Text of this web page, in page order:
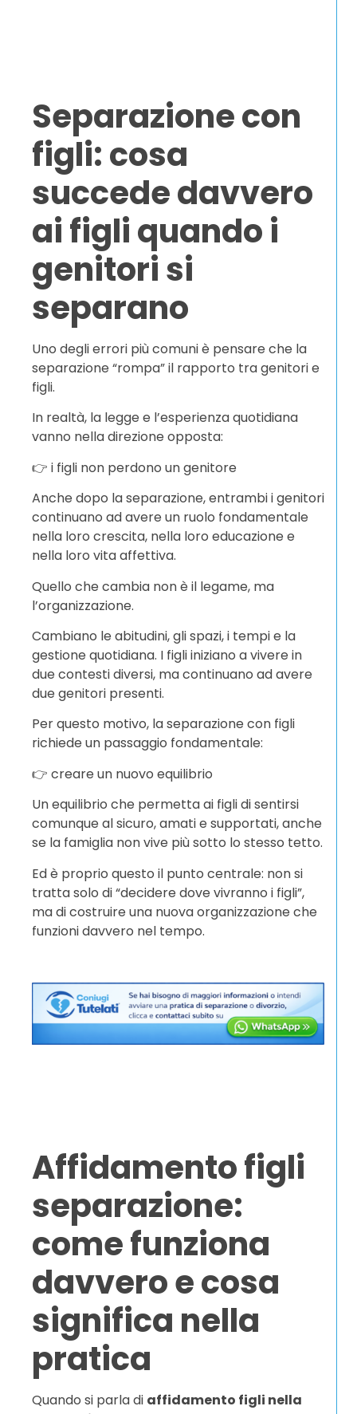
Separazione con
figli: cosa
succede davvero
ai figli quando i
genitori si
separano
Uno degli errori più comuni è pensare che la
separazione “rompa” il rapporto tra genitori e
figli.
In realtà, la legge e l’esperienza quotidiana
vanno nella direzione opposta:
👉 i figli non perdono un genitore
Anche dopo la separazione, entrambi i genitori
continuano ad avere un ruolo fondamentale
nella loro crescita, nella loro educazione e
nella loro vita affettiva.
Quello che cambia non è il legame, ma
l’organizzazione.
Cambiano le abitudini, gli spazi, i tempi e la
gestione quotidiana. I figli iniziano a vivere in
due contesti diversi, ma continuano ad avere
due genitori presenti.
Per questo motivo, la separazione con figli
richiede un passaggio fondamentale:
👉 creare un nuovo equilibrio
Un equilibrio che permetta ai figli di sentirsi
comunque al sicuro, amati e supportati, anche
se la famiglia non vive più sotto lo stesso tetto.
Ed è proprio questo il punto centrale: non si
tratta solo di “decidere dove vivranno i figli”,
ma di costruire una nuova organizzazione che
funzioni davvero nel tempo.
Affidamento figli
separazione:
come funziona
davvero e cosa
significa nella
pratica
Quando si parla di affidamento figli nella